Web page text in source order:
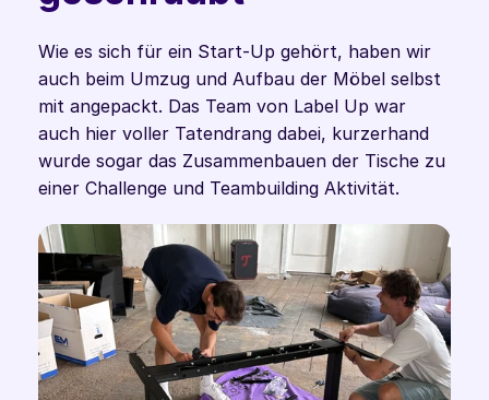
Wie es sich für ein Start-Up gehört, haben wir
auch beim Umzug und Aufbau der Möbel selbst
mit angepackt. Das Team von Label Up war
auch hier voller Tatendrang dabei, kurzerhand
wurde sogar das Zusammenbauen der Tische zu
einer Challenge und Teambuilding Aktivität.